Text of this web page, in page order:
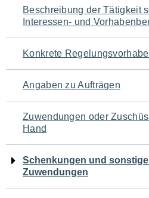
den
Seiteninhalt
Beschreibung der Tätigkeit
Interessen- und
Konkrete
Angaben zu Aufträgen
Zuwendungen oder
Hand
Schenkungen und
Zuwendungen